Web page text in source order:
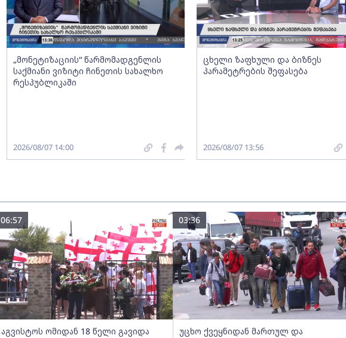
„მონეტიზაციის“ წარმომადგენლის
საქმიანი ვიზიტი ჩინეთის სახალხო
რესპუბლიკაში
2026/08/07 14:00
ცხელი ზაფხული და ბიზნეს
პარამეტრების შეფასება
2026/08/07 13:56
აგვისტოს ომიდან 18 წელი გავიდა
06:57
უცხო ქვეყნიდან მართულ და
03:36